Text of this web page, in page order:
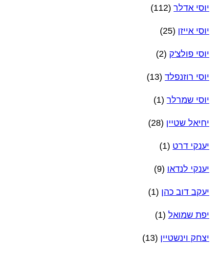
יוסי אדלר (112)
יוסי אייזן (25)
יוסי פולצ'ק (2)
יוסי רוזנפלד (13)
יוסי שמרלר (1)
יחיאל שטיין (28)
יענקי דרט (1)
יענקי לנדאו (9)
יעקב דוב כהן (1)
יפת שמואל (1)
יצחק וינשטיין (13)